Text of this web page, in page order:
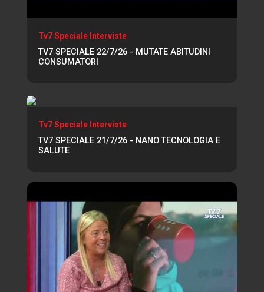
Tv7 Speciale Interviste
TV7 SPECIALE 22/7/26 - MUTATE ABITUDINI
CONSUMATORI
Tv7 Speciale Interviste
TV7 SPECIALE 21/7/26 - NANO TECNOLOGIA E
SALUTE